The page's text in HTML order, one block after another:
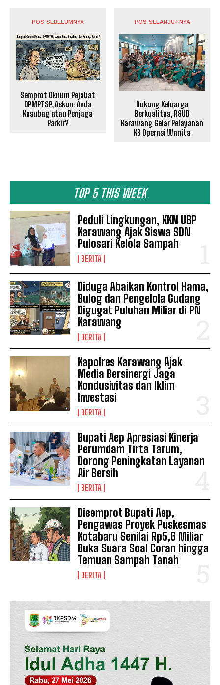
TOP 5 THIS WEEK
Peduli Lingkungan, KKN UBP
Karawang Ajak Siswa SDN
Pulosari Kelola Sampah
BERITA
Diduga Abaikan Kontrol Hama,
Bulog dan Pengelola Gudang
Digugat Puluhan Miliar di PN
Karawang
BERITA
Kapolres Karawang Ajak
Media Bersinergi Jaga
Kondusivitas dan Iklim
Investasi
BERITA
Bupati Aep Apresiasi Kinerja
Perumdam Tirta Tarum,
Dorong Peningkatan Layanan
Air Bersih
BERITA
Disemprot Bupati Aep,
Pengawas Proyek Puskesmas
Kotabaru Senilai Rp5,6 Miliar
Buka Suara Soal Coran hingga
Temuan Sampah Tanah
BERITA
POS SEBELUMNYA
Semprot Oknum Pejabat
DPMPTSP, Askun: Anda
Kasubag atau Penjaga
Parkir?
POS SELANJUTNYA
Dukung Keluarga
Berkualitas, RSUD
Karawang Gelar Pelayanan
KB Operasi Wanita